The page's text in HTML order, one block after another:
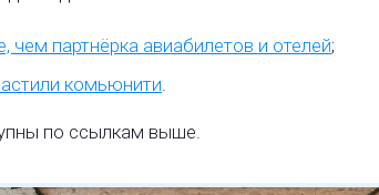
партнёрка авиабилетов и отелей;
комьюнити
по ссылкам выше.